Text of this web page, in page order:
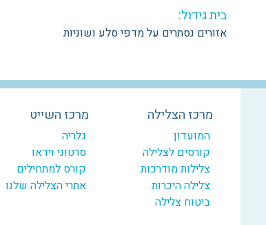
בית גידול:
אזורים נסתרים על מדפי סלע ושוניות
מרכז הצלילה
המועדון
קורסים לצלילה
צלילות מודרכות
צלילה היכרות
ביטוח צלילה
מרכז השייט
גלריה
סרטוני וידאו
קורס למתחילים
אתרי הצלילה שלנו